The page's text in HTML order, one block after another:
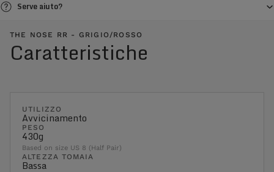
Serve aiuto?
THE NOSE RR - GRIGIO/ROSSO
Caratteristiche
UTILIZZO
Avvicinamento
PESO
430g
Based on size US 8 (Half Pair)
ALTEZZA TOMAIA
Bassa